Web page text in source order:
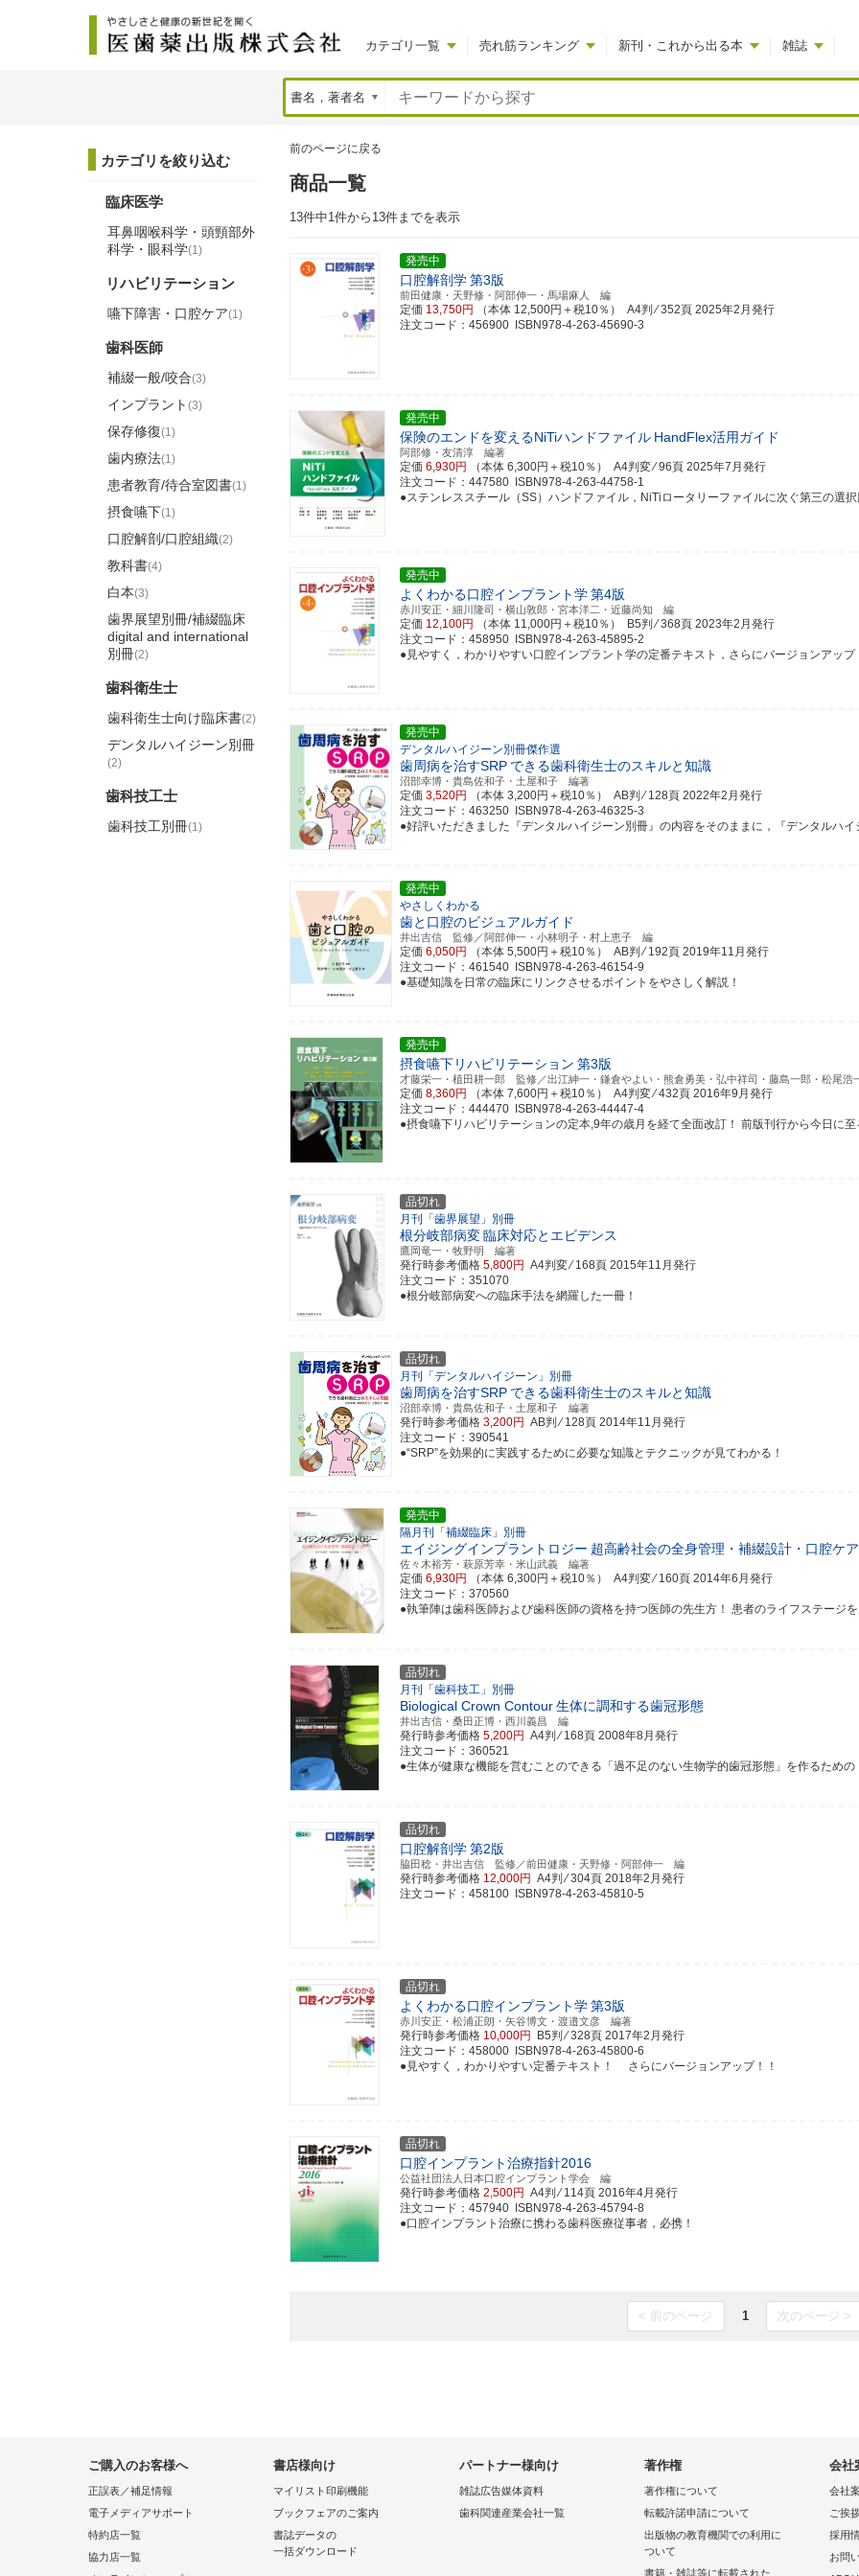
カテゴリ一覧 売れ筋ランキング 新刊・これから出る本 雑誌
前のページに戻る
商品一覧
13件中1件から13件までを表示
発売中
口腔解剖学第3版
前田健康・天野修・阿部伸一・馬場麻人 編
定価 13,750円 （本体 12,500円＋税10％） A4判 ⁄ 352頁 2025年2月発行
注文コード：456900 ISBN978-4-263-45690-3
発売中
保険のエンドを変えるNiTiハンドファイル HandFlex活用ガイド
阿部修・友清淳 編著
定価 6,930円 （本体 6,300円＋税10％） A4判変 ⁄ 96頁 2025年7月発行
注文コード：447580 ISBN978-4-263-44758-1
●ステンレススチール（SS）ハンドファイル，NiTiロータリーファイルに次ぐ第三の選
発売中
よくわかる口腔インプラント学第4版
赤川安正・細川隆司・横山敦郎・宮本洋二・近藤尚知 編
定価 12,100円 （本体 11,000円＋税10％） B5判 ⁄ 368頁 2023年2月発行
注文コード：458950 ISBN978-4-263-45895-2
●見やすく，わかりやすい口腔インプラント学の定番テキスト，さらにバージョンアップ
発売中
デンタルハイジーン別冊傑作選
歯周病を治すSRP できる歯科衛生士のスキルと知識
沼部幸博・貴島佐和子・土屋和子 編著
定価 3,520円 （本体 3,200円＋税10％） AB判 ⁄ 128頁 2022年2月発行
注文コード：463250 ISBN978-4-263-46325-3
●好評いただきました『デンタルハイジーン別冊』の内容をそのままに，『デンタルハ
発売中
やさしくわかる
歯と口腔のビジュアルガイド
井出吉信 監修／阿部伸一・小林明子・村上恵子 編
定価 6,050円 （本体 5,500円＋税10％） AB判 ⁄ 192頁 2019年11月発行
注文コード：461540 ISBN978-4-263-46154-9
●基礎知識を日常の臨床にリンクさせるポイントをやさしく解説！
発売中
摂食嚥下リハビリテーション 第3版
才藤栄一・植田耕一郎 監修／出江紳一・鎌倉やよい・熊倉勇美・弘中祥司・藤島一郎・松尾
定価 8,360円 （本体 7,600円＋税10％） A4判変 ⁄ 432頁 2016年9月発行
注文コード：444470 ISBN978-4-263-44447-4
●摂食嚥下リハビリテーションの定本,9年の歳月を経て全面改訂！ 前版刊行から今日に
品切れ
月刊「歯界展望」別冊
根分岐部病変臨床対応とエビデンス
鷹岡竜一・牧野明 編著
発行時参考価格 5,800円 A4判変 ⁄ 168頁 2015年11月発行
注文コード：351070
●根分岐部病変への臨床手法を網羅した一冊！
品切れ
月刊「デンタルハイジーン」別冊
歯周病を治すSRP できる歯科衛生士のスキルと知識
沼部幸博・貴島佐和子・土屋和子 編著
発行時参考価格 3,200円 AB判 ⁄ 128頁 2014年11月発行
注文コード：390541
●“SRP”を効果的に実践するために必要な知識とテクニックが見てわかる！
発売中
隔月刊「補綴臨床」別冊
エイジングインプラントロジー 超高齢社会の全身管理・補綴設計・口腔ケア
佐々木裕芳・萩原芳幸・米山武義 編著
定価 6,930円 （本体 6,300円＋税10％） A4判変 ⁄ 160頁 2014年6月発行
注文コード：370560
●執筆陣は歯科医師および歯科医師の資格を持つ医師の先生方！ 患者のライフステージ
品切れ
月刊「歯科技工」別冊
Biological Crown Contour生体に調和する歯冠形態
井出吉信・桑田正博・西川義昌 編
発行時参考価格 5,200円 A4判 ⁄ 168頁 2008年8月発行
注文コード：360521
●生体が健康な機能を営むことのできる「過不足のない生物学的歯冠形態」を作るため
品切れ
口腔解剖学第2版
脇田稔・井出吉信 監修／前田健康・天野修・阿部伸一 編
発行時参考価格 12,000円 A4判 ⁄ 304頁 2018年2月発行
注文コード：458100 ISBN978-4-263-45810-5
品切れ
よくわかる口腔インプラント学第3版
赤川安正・松浦正朗・矢谷博文・渡邉文彦 編著
発行時参考価格 10,000円 B5判 ⁄ 328頁 2017年2月発行
注文コード：458000 ISBN978-4-263-45800-6
●見やすく，わかりやすい定番テキスト！ さらにバージョンアップ！！
品切れ
口腔インプラント治療指針2016
公益社団法人日本口腔インプラント学会 編
発行時参考価格 2,500円 A4判 ⁄ 114頁 2016年4月発行
注文コード：457940 ISBN978-4-263-45794-8
●口腔インプラント治療に携わる歯科医療従事者，必携！
< 前のページ 1 次のページ >
カテゴリを絞り込む
臨床医学
耳鼻咽喉科学・頭頸部外
科学・眼科学(1)
リハビリテーション
嚥下障害・口腔ケア(1)
歯科医師
補綴一般/咬合(3)
インプラント (3)
保存修復(1)
歯内療法(1)
患者教育/待合室図書(1)
摂食嚥下(1)
口腔解剖/口腔組織(2)
教科書(4)
白本(3)
歯界展望別冊/補綴臨床
digital and international
別冊(2)
歯科衛生士
歯科衛生士向け臨床書(2)
デンタルハイジーン別冊
(2)
歯科技工士
歯科技工別冊(1)
ご購入のお客様へ
正誤表／補足情報
電子メディアサポート
特約店一覧
協力店一覧
書店様向け
マイリスト印刷機能
ブックフェアのご案内
書誌データの
一括ダウンロード
パートナー様向け
雑誌広告媒体資料
歯科関連産業会社一覧
著作権
著作権について
転載許諾申請について
出版物の教育機関での利用に
ついて
書籍・雑誌等に転載された
会社
会社
ご挨
採用
お問